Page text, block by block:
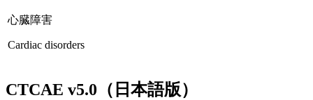
心臓障害
Cardiac disorders
CTCAE v5.0 （日本語版）